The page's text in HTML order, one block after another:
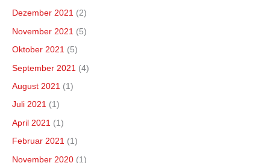
Dezember 2021 (2)
November 2021 (5)
Oktober 2021 (5)
September 2021 (4)
August 2021 (1)
Juli 2021 (1)
April 2021 (1)
Februar 2021 (1)
November 2020 (1)